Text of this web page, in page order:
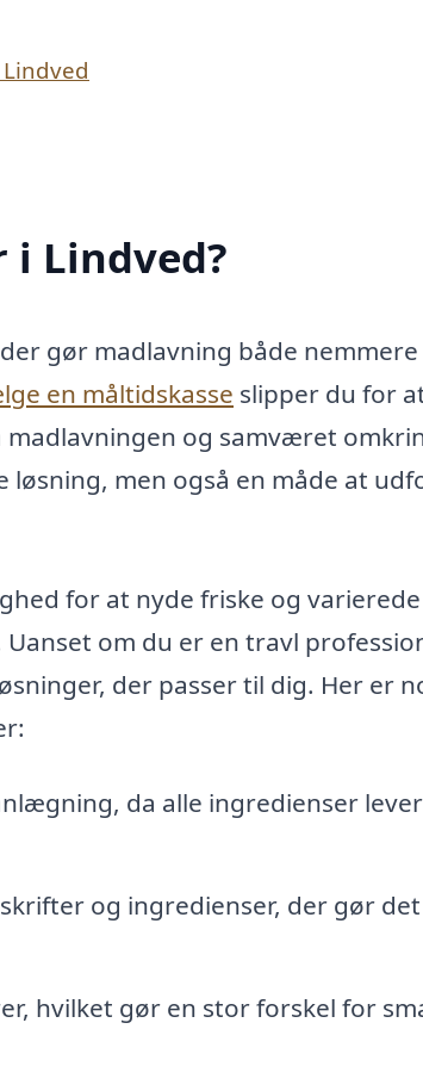
Lindved?
gør madlavning både nemmere
en måltidskasse slipper du for
og samværet
men også en måde at
for at nyde friske og varierede
om du er en travl
der passer til dig. Her er
da alle ingredienser
og ingredienser, der gør
hvilket gør en stor forskel for